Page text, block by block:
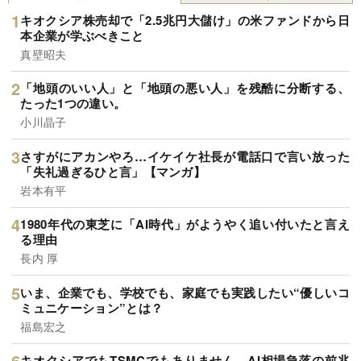
キオクシア株売却で「2.5兆円大儲け」の米ファンドから日
本企業が学ぶべきこと
真壁昭夫
「地頭のいい人」と「地頭の悪い人」を残酷に分断する、
たった1つの違い。
小川晶子
さすがにアカンやろ…イケイケ社長が電話口で言い放った
「失礼過ぎるひと言」【マンガ】
岩本有平
1980年代の東芝に「AI時代」がようやく追い付いたと言え
る理由
長内 厚
いま、企業でも、学校でも、家庭でも実践したい“優しいコ
ミュニケーション”とは？
福島宏之